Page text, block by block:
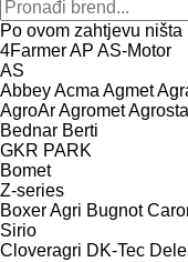
Po ovom zahtjevu
4FarmerAP AS-Motor
AS
AbbeyAcma Agmet
AgroArAgromet
Bednar Berti
GKR PARK
Bomet
Z-series
Boxer Agri Bugnot
Sirio
Cloveragri DK-Tec